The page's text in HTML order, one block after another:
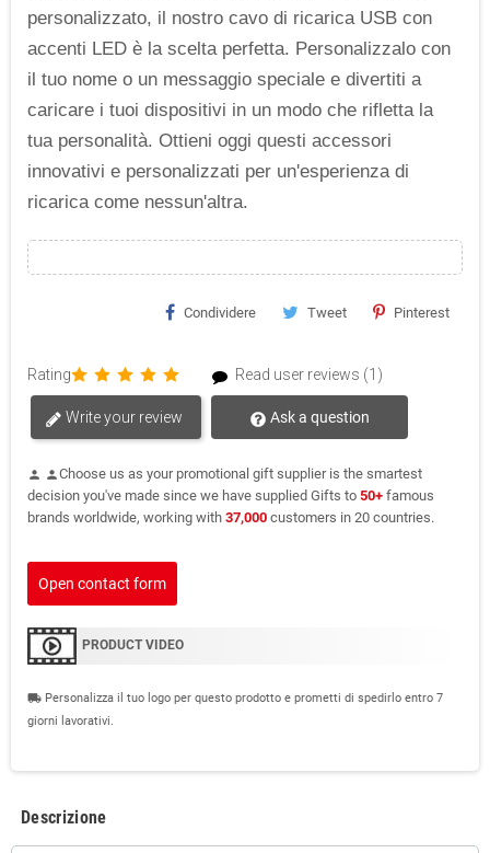
personalizzato, il nostro cavo di ricarica USB con
accenti LED è la scelta perfetta. Personalizzalo con
il tuo nome o un messaggio speciale e divertiti a
caricare i tuoi dispositivi in un modo che rifletta la
tua personalità. Ottieni oggi questi accessori
innovativi e personalizzati per un'esperienza di
ricarica come nessun'altra.
Condividere Tweet Pinterest
Rating Read user reviews (1)
Write your review Ask a question
person personChoose us as your promotional gift supplier is the smartest
decision you've made since we have supplied Gifts to 50+ famous
brands worldwide, working with 37,000 customers in 20 countries.
Open contact form
PRODUCT VIDEO
local_shipping Personalizza il tuo logo per questo prodotto e prometti di spedirlo entro 7
giorni lavorativi.
Descrizione